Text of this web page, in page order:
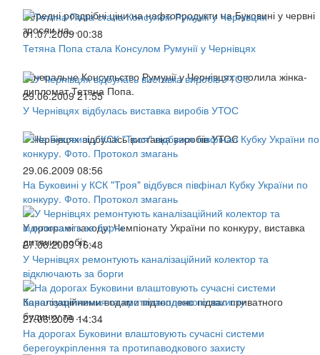
Середні роздрібні ціни на нафтопродукти на Буковині у червні
зросли на...
01.07.2009 00:38
Тетяна Попа стала Консулом Румунії у Чернівцях
Генеральне Консульство Румунії у Чернівцях очолила жінка-
дипломат Тетяна Попа.
29.06.2009 21:55
У Чернівцях відбулась виставка виробів УТОС
У Чернівцях відбулась виставка виробів УТОС
29.06.2009 08:56
На Буковині у КСК "Троя" відбувся півфінал Кубку України по
конкуру. Фото. Протокол змагань
У програмі заходу: Чемпіонату України по конкуру, виставка
дитячих робіт...
27.06.2009 16:48
У Чернівцях ремонтують каналізаційний колектор та
відключають за борги
Каналізаційними водами підтоплено підвал приватного
будинку та ...
27.06.2009 14:34
На дорогах Буковини влаштовують сучасні системи
берегоукріплення та протипаводкового захисту